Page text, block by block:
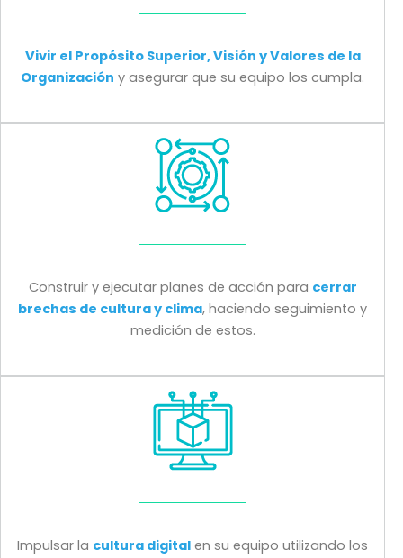
Vivir el Propósito Superior, Visión y Valores de la
Organización y asegurar que su equipo los cumpla.
Construir y ejecutar planes de acción para cerrar
brechas de cultura y clima, haciendo seguimiento y
medición de estos.
Impulsar la cultura digital en su equipo utilizando los